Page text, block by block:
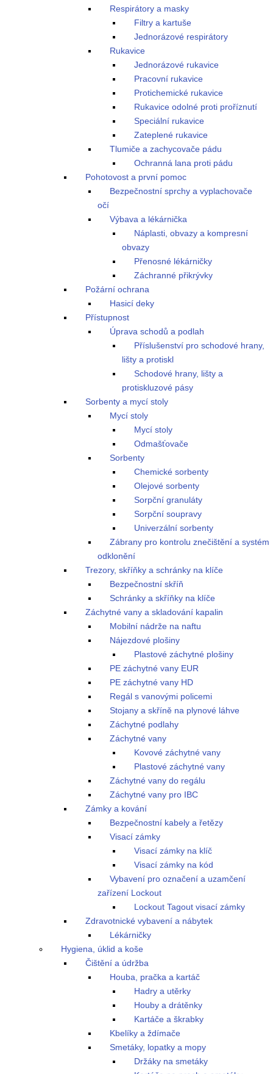
Respirátory a masky
Filtry a kartuše
Jednorázové respirátory
Rukavice
Jednorázové rukavice
Pracovní rukavice
Protichemické rukavice
Rukavice odolné proti proříznutí
Speciální rukavice
Zateplené rukavice
Tlumiče a zachycovače pádu
Ochranná lana proti pádu
Pohotovost a první pomoc
Bezpečnostní sprchy a vyplachovače
očí
Výbava a lékárnička
Náplasti, obvazy a kompresní
obvazy
Přenosné lékárničky
Záchranné přikrývky
Požární ochrana
Hasicí deky
Přístupnost
Úprava schodů a podlah
Příslušenství pro schodové hrany,
lišty a protiskl
Schodové hrany, lišty a
protiskluzové pásy
Sorbenty a mycí stoly
Mycí stoly
Mycí stoly
Odmašťovače
Sorbenty
Chemické sorbenty
Olejové sorbenty
Sorpční granuláty
Sorpční soupravy
Univerzální sorbenty
Zábrany pro kontrolu znečištění a systém
odklonění
Trezory, skříňky a schránky na klíče
Bezpečnostní skříň
Schránky a skříňky na klíče
Záchytné vany a skladování kapalin
Mobilní nádrže na naftu
Nájezdové plošiny
Plastové záchytné plošiny
PE záchytné vany EUR
PE záchytné vany HD
Regál s vanovými policemi
Stojany a skříně na plynové láhve
Záchytné podlahy
Záchytné vany
Kovové záchytné vany
Plastové záchytné vany
Záchytné vany do regálu
Záchytné vany pro IBC
Zámky a kování
Bezpečnostní kabely a řetězy
Visací zámky
Visací zámky na klíč
Visací zámky na kód
Vybavení pro označení a uzamčení
zařízení Lockout
Lockout Tagout visací zámky
Zdravotnické vybavení a nábytek
Lékárničky
Hygiena, úklid a koše
Čištění a údržba
Houba, pračka a kartáč
Hadry a utěrky
Houby a drátěnky
Kartáče a škrabky
Kbelíky a ždímače
Smetáky, lopatky a mopy
Držáky na smetáky